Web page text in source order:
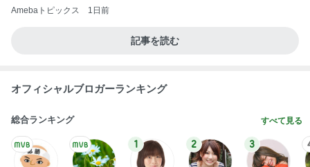
Amebaトピックス 1日前
記事を読む
オフィシャルブロガーランキング
総合ランキング すべて見る
1 2 3